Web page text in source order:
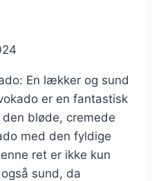
En lækker og sund
er en fantastisk
bløde, cremede
med den fyldige
ret er ikke kun
sund, da